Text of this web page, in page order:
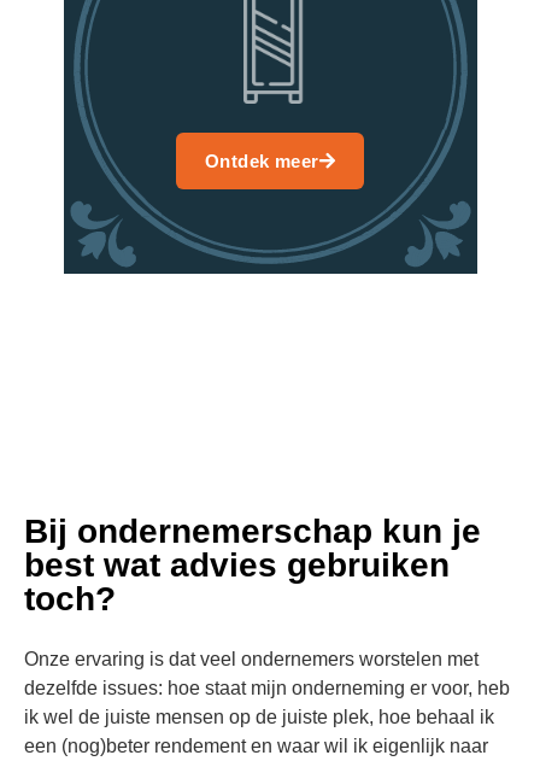
Ontdek meer
Bij ondernemerschap kun je
best wat advies gebruiken
toch?
Onze ervaring is dat veel ondernemers worstelen met
dezelfde issues: hoe staat mijn onderneming er voor, heb
ik wel de juiste mensen op de juiste plek, hoe behaal ik
een (nog)beter rendement en waar wil ik eigenlijk naar